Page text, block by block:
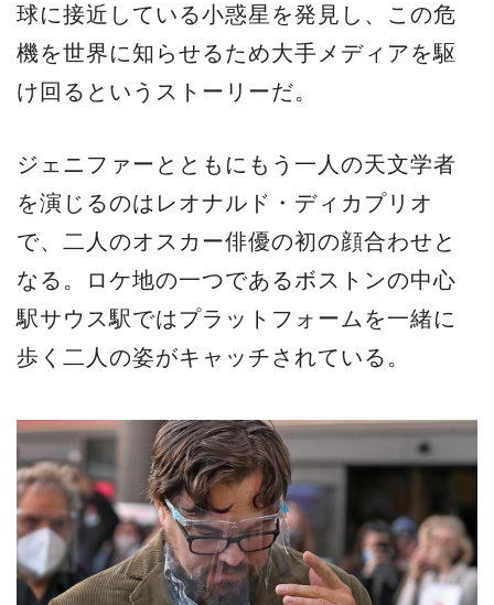
球に接近している小惑星を発見し、この危
機を世界に知らせるため大手メディアを駆
け回るというストーリーだ。
ジェニファーとともにもう一人の天文学者
を演じるのはレオナルド・ディカプリオ
で、二人のオスカー俳優の初の顔合わせと
なる。ロケ地の一つであるボストンの中心
駅サウス駅ではプラットフォームを一緒に
歩く二人の姿がキャッチされている。